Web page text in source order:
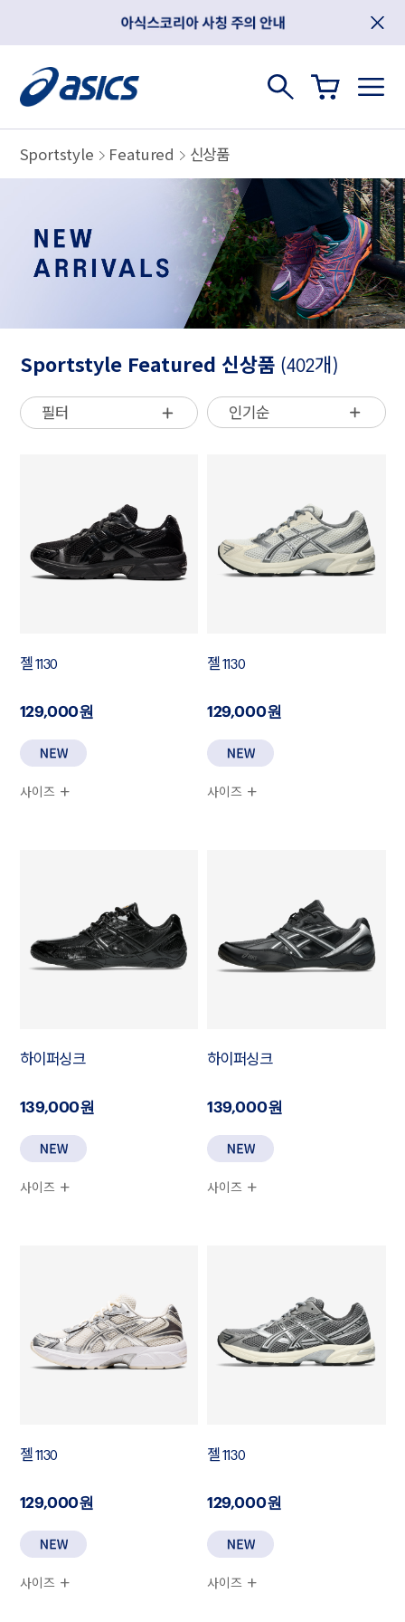
Sportstyle Featured 신상품
Sportstyle Featured 신상품 (402개)
필터 인기순
젤 1130
129,000원
사이즈
젤 1130
129,000원
사이즈
하이퍼싱크
139,000원
사이즈
하이퍼싱크
139,000원
사이즈
젤 1130
129,000원
사이즈
젤 1130
129,000원
사이즈